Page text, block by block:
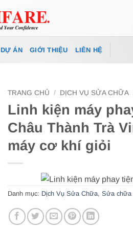
DỰ ÁN GIỚI THIỆU LIÊN HỆ
TRANG CHỦ / DỊCH VỤ SỬA CHỮA
Linh kiện máy
Châu Thành Trà
máy cơ khí giỏi
Danh mục: Dịch Vụ Sửa Chữa, Sửa chữa